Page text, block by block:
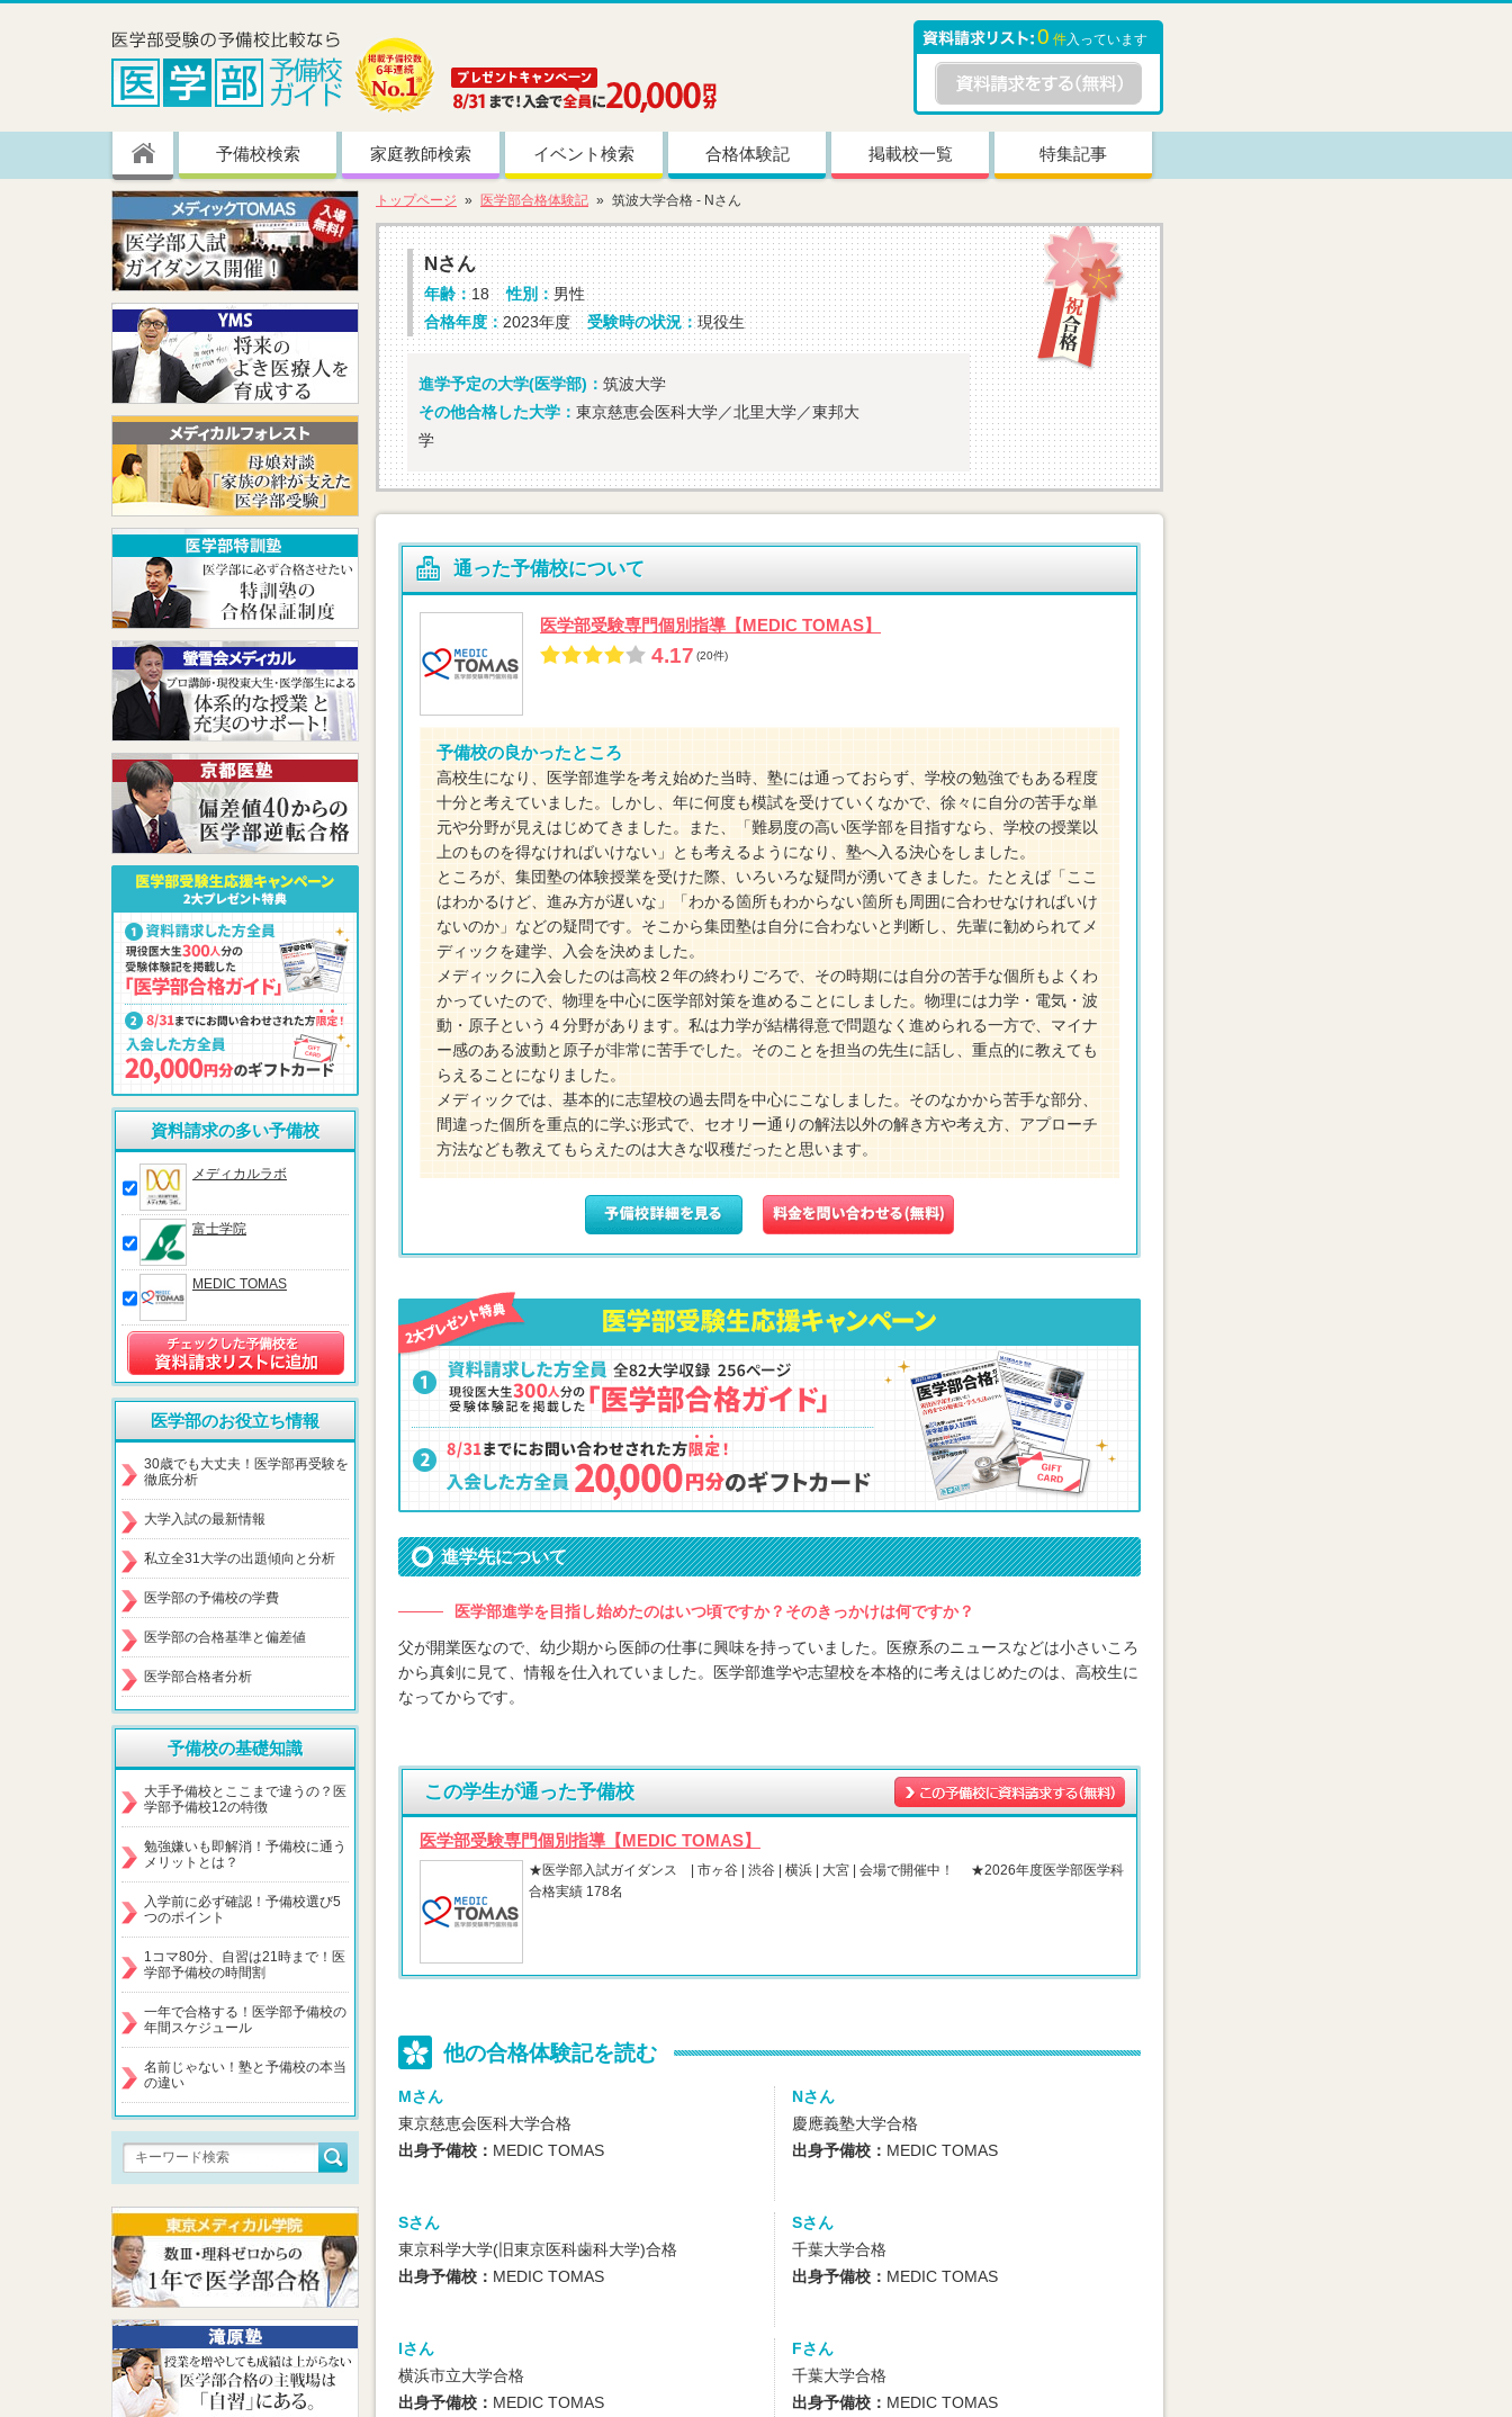
0 件入っています
予備校検索 家庭教師検索 イベント検索 合格体験記 掲載校一覧 特集記事
トップページ 医学部合格体験記 筑波大学合格 - Nさん
Nさん
年齢：18 性別： 男性
合格年度： 2023年度 受験時の状況：現役生
進学予定の大学(医学部)： 筑波大学
その他合格した大学： 東京慈恵会医科大学／北里大学／東邦大
学
通った予備校について
医学部受験専門個別指導【MEDIC TOMAS】
4.17 (20件)
予備校の良かったところ
高校生になり、医学部進学を考え始めた当時、塾には通っておらず、学校の勉強でもある程度
十分と考えていました。しかし、年に何度も模試を受けていくなかで、徐々に自分の苦手な単
元や分野が見えはじめてきました。また、「難易度の高い医学部を目指すなら、学校の授業以
上のものを得なければいけない」とも考えるようになり、塾へ入る決心をしました。
ところが、集団塾の体験授業を受けた際、いろいろな疑問が湧いてきました。たとえば「ここ
はわかるけど、進み方が遅いな」「わかる箇所もわからない箇所も周囲に合わせなければいけ
ないのか」などの疑問です。そこから集団塾は自分に合わないと判断し、先輩に勧められてメ
ディックを建学、入会を決めました。
メディックに入会したのは高校２年の終わりごろで、その時期には自分の苦手な個所もよくわ
かっていたので、物理を中心に医学部対策を進めることにしました。物理には力学・電気・波
動・原子という４分野があります。私は力学が結構得意で問題なく進められる一方で、マイナ
ー感のある波動と原子が非常に苦手でした。そのことを担当の先生に話し、重点的に教えても
らえることになりました。
メディックでは、基本的に志望校の過去問を中心にこなしました。そのなかから苦手な部分、
間違った個所を重点的に学ぶ形式で、セオリー通りの解法以外の解き方や考え方、アプローチ
方法なども教えてもらえたのは大きな収穫だったと思います。
進学先について
医学部進学を目指し始めたのはいつ頃ですか？そのきっかけは何ですか？
父が開業医なので、幼少期から医師の仕事に興味を持っていました。医療系のニュースなどは小さいころ
から真剣に見て、情報を仕入れていました。医学部進学や志望校を本格的に考えはじめたのは、高校生に
なってからです。
この学生が通った予備校
医学部受験専門個別指導【MEDIC TOMAS】
★医学部入試ガイダンス | 市ヶ谷 | 渋谷 | 横浜 | 大宮 | 会場で開催中！ ★2026年度医学部医学科
合格実績 178名
他の合格体験記を読む
Mさん
東京慈恵会医科大学合格
出身予備校： MEDIC TOMAS
Nさん
慶應義塾大学合格
出身予備校： MEDIC TOMAS
Sさん
東京科学大学(旧東京医科歯科大学)合格
出身予備校： MEDIC TOMAS
Sさん
千葉大学合格
出身予備校： MEDIC TOMAS
Iさん
横浜市立大学合格
出身予備校： MEDIC TOMAS
Fさん
千葉大学合格
出身予備校： MEDIC TOMAS
資料請求の多い予備校
メディカルラボ
富士学院
MEDIC TOMAS
医学部のお役立ち情報
30歳でも大丈夫！医学部再受験を
徹底分析
大学入試の最新情報
私立全31大学の出題傾向と分析
医学部の予備校の学費
医学部の合格基準と偏差値
医学部合格者分析
予備校の基礎知識
大手予備校とここまで違うの？医
学部予備校12の特徴
勉強嫌いも即解消！予備校に通う
メリットとは？
入学前に必ず確認！予備校選び5
つのポイント
1コマ80分、自習は21時まで！医
学部予備校の時間割
一年で合格する！医学部予備校の
年間スケジュール
名前じゃない！塾と予備校の本当
の違い